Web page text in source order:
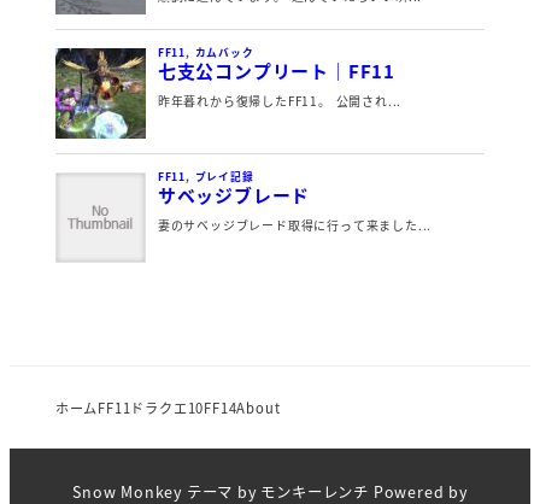
ホームFF11 ドラクエ10FF14About
Snow Monkeyテーマ by モンキーレンチ Powered by